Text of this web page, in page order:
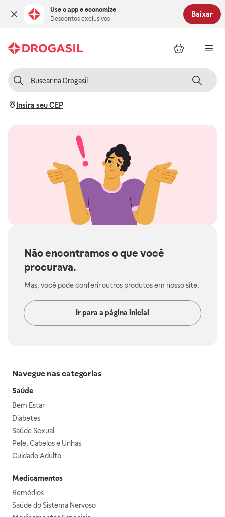
Use o app e economize
Descontos exclusivos
Baixar
Insira seu CEP
Não encontramos o que você
procurava.
Mas, você pode conferir outros produtos em nosso site.
Ir para a página inicial
Navegue nas categorias
Saúde
Bem Estar
Diabetes
Saúde Sexual
Pele, Cabelos e Unhas
Cuidado Adulto
Medicamentos
Remédios
Saúde do Sistema Nervoso